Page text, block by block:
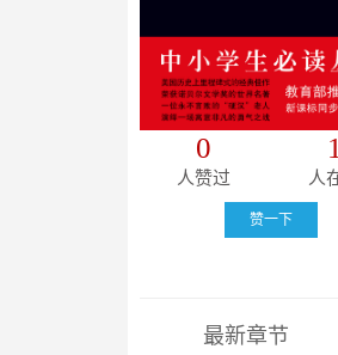
0
人赞过
1
人
赞一下
最新章节